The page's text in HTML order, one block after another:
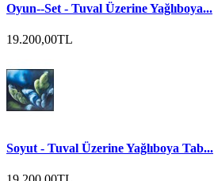
Oyun--Set - Tuval Üzerine Yağlıboya...
19.200,00TL
Soyut - Tuval Üzerine Yağlıboya Tab...